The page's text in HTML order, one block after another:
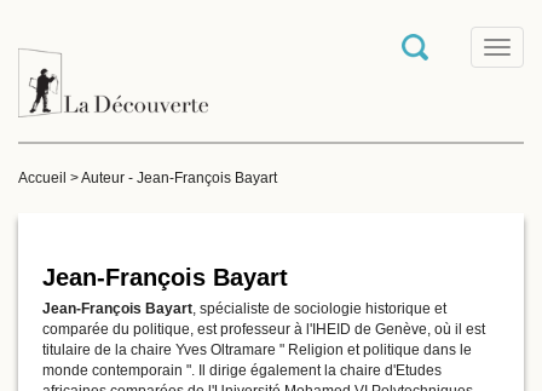
T
o
Accueil >Auteur - Jean-François Bayart
Jean-François Bayart
Jean-François Bayart, spécialiste de sociologie historique et
comparée du politique, est professeur à l'IHEID de Genève, où il est
titulaire de la chaire Yves Oltramare " Religion et politique dans le
monde contemporain ". Il dirige également la chaire d'Etudes